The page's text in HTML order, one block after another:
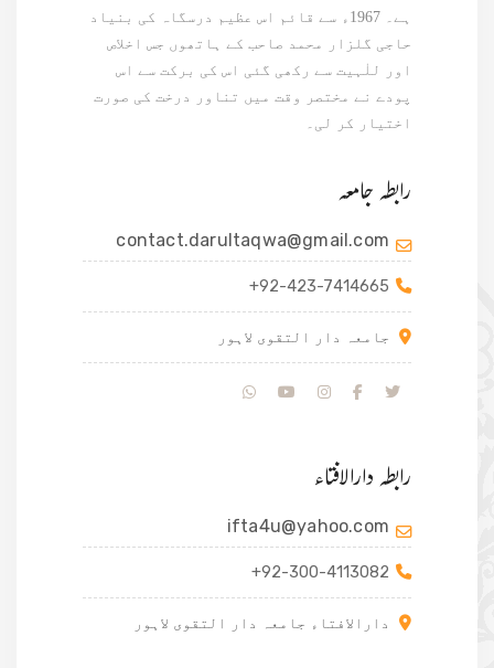
ہے۔ 1967ء سے قائم اس عظیم درسگاہ کی بنیاد
حاجی گلزار محمد صاحب کے ہاتھوں جس اخلاص
اور للٰہیت سے رکھی گئی اس کی برکت سے اس
پودے نے مختصر وقت میں تناور درخت کی صورت
اختیار کر لی۔
رابطہ جامعہ
contact.darultaqwa@gmail.com
+92-423-7414665
جامعہ دار التقوی لاہور
رابطہ دارالافتاء
ifta4u@yahoo.com
+92-300-4113082
دارالافتاء جامعہ دار التقوی لاہور